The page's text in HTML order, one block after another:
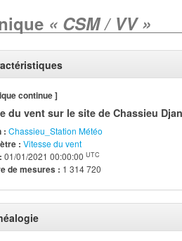
« CSM / VV »
continue ]
du vent sur le site de Chassieu
: Chassieu_Station Météo
: Vitesse du vent
01/01/2021 00:00:00 UTC
de mesures : 1 314 720